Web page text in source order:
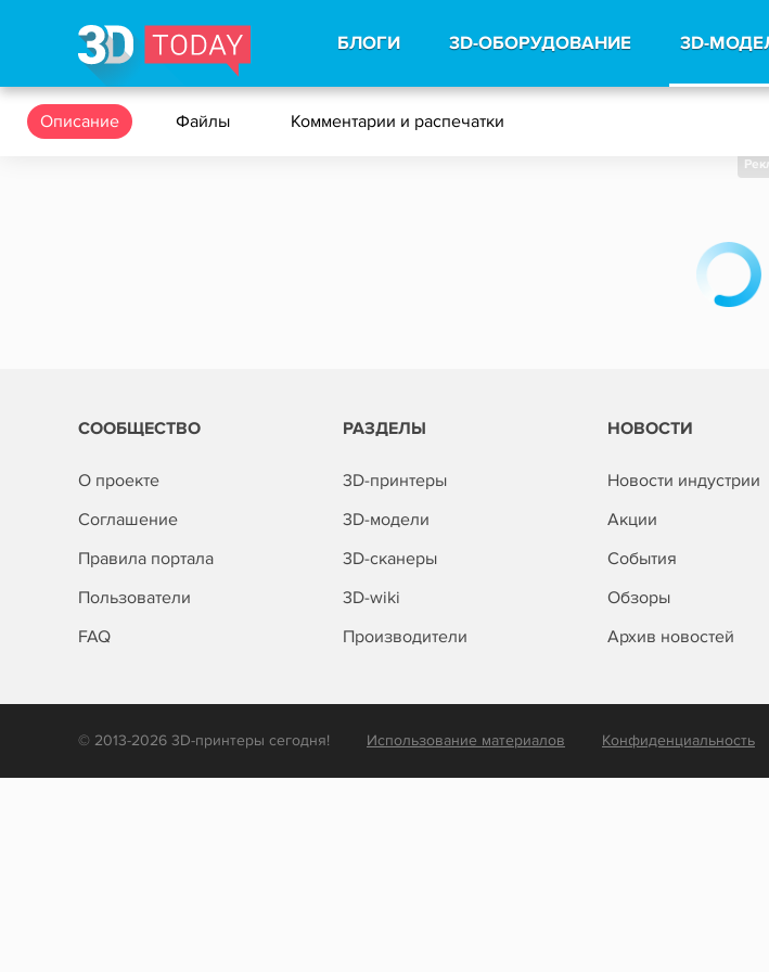
БЛОГИ 3D-ОБОРУДОВАНИЕ 3D-
Описание Файлы Комментарии и распечатки
СООБЩЕСТВО
О проекте
Соглашение
Правила портала
Пользователи
FAQ
РАЗДЕЛЫ
3D-принтеры
3D-модели
3D-сканеры
3D-wiki
Производители
НОВОСТИ
Новости индустрии
Акции
События
Обзоры
Архив новостей
© 2013-2026 3D-принтеры сегодня! Использование материалов Конфиденциальность